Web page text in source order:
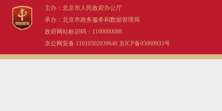
主办：北京市人民政府办公厅
承办：北京市政务服务和数据管理局
政府网站标识码：1100000088
京公网安备 11010502039640 京ICP备05060933号